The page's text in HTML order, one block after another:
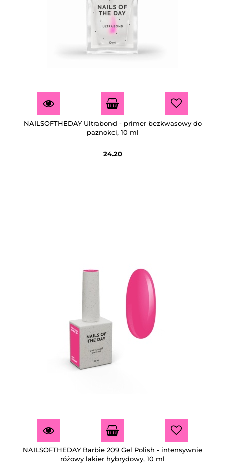
NAILSOFTHEDAY Ultrabond - primer bezkwasowy do
paznokci, 10 ml
24.20
NAILSOFTHEDAY Barbie 209 Gel Polish - intensywnie
różowy lakier hybrydowy, 10 ml